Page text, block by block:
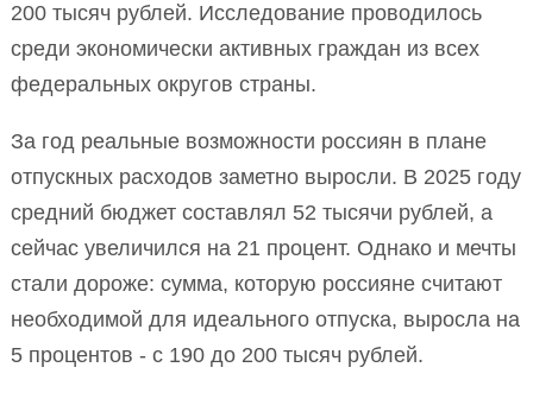
200 тысяч рублей. Исследование проводилось
среди экономически активных граждан из всех
федеральных округов страны.
За год реальные возможности россиян в плане
отпускных расходов заметно выросли. В 2025 году
средний бюджет составлял 52 тысячи рублей, а
сейчас увеличился на 21 процент. Однако и мечты
стали дороже: сумма, которую россияне считают
необходимой для идеального отпуска, выросла на
5 процентов - с 190 до 200 тысяч рублей.